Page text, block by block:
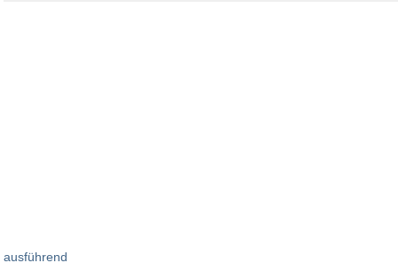
ausführend